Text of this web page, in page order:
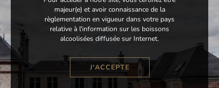
majeur(e) et avoir connaissance de la
règlementation en vigueur dans votre pays
relative à l'information sur les boissons
alcoolisées diffusée sur Internet.
such
you